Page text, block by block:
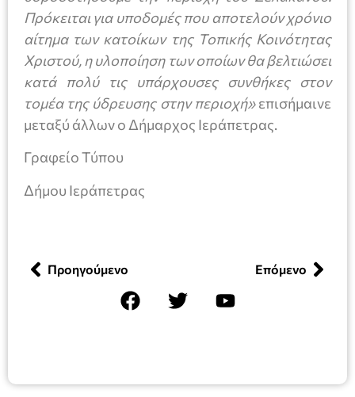
Πρόκειται για υποδομές που αποτελούν χρόνιο
αίτημα των κατοίκων της Τοπικής Κοινότητας
Χριστού, η υλοποίηση των οποίων θα βελτιώσει
κατά πολύ τις υπάρχουσες συνθήκες στον
τομέα της ύδρευσης στην περιοχή»επισήμαινε
μεταξύ άλλων ο Δήμαρχος Ιεράπετρας.
Γραφείο Τύπου
Δήμου Ιεράπετρας
Προηγούμενο Επόμενο